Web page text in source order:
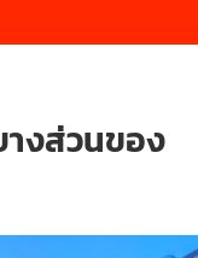
งส่วนของ